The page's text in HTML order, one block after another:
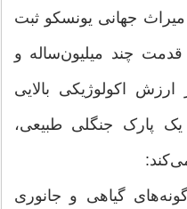
جهانی یونسکو ثبت
چند میلیون‌ساله و
اکولوژیکی بالایی
یک پارک جنگلی طبیعی،
گیاهی و جانوری